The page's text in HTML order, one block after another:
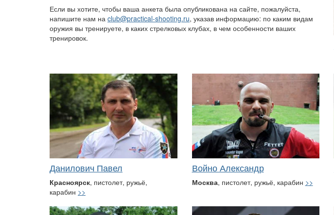
Если вы хотите, чтобы ваша анкета была опубликована на сайте, пожалуйста,
напишите нам на club@practical-shooting.ru, указав информацию: по каким видам
оружия вы тренируете, в каких стрелковых клубах, в чем особенности ваших
тренировок.
Данилович Павел
Красноярск, пистолет, ружьё,
карабин >>
Войно Александр
Москва, пистолет, ружьё, карабин >>